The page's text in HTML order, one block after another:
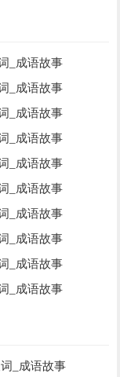
_成语故事
_成语故事
_成语故事
_成语故事
_成语故事
_成语故事
_成语故事
_成语故事
_成语故事
_成语故事
_成语故事